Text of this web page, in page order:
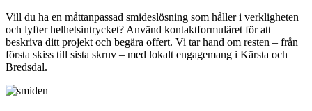
Vill du ha en måttanpassad smideslösning som håller i verkligheten
och lyfter helhetsintrycket? Använd kontaktformuläret för att
beskriva ditt projekt och begära offert. Vi tar hand om resten – från
första skiss till sista skruv – med lokalt engagemang i Kärsta och
Bredsdal.